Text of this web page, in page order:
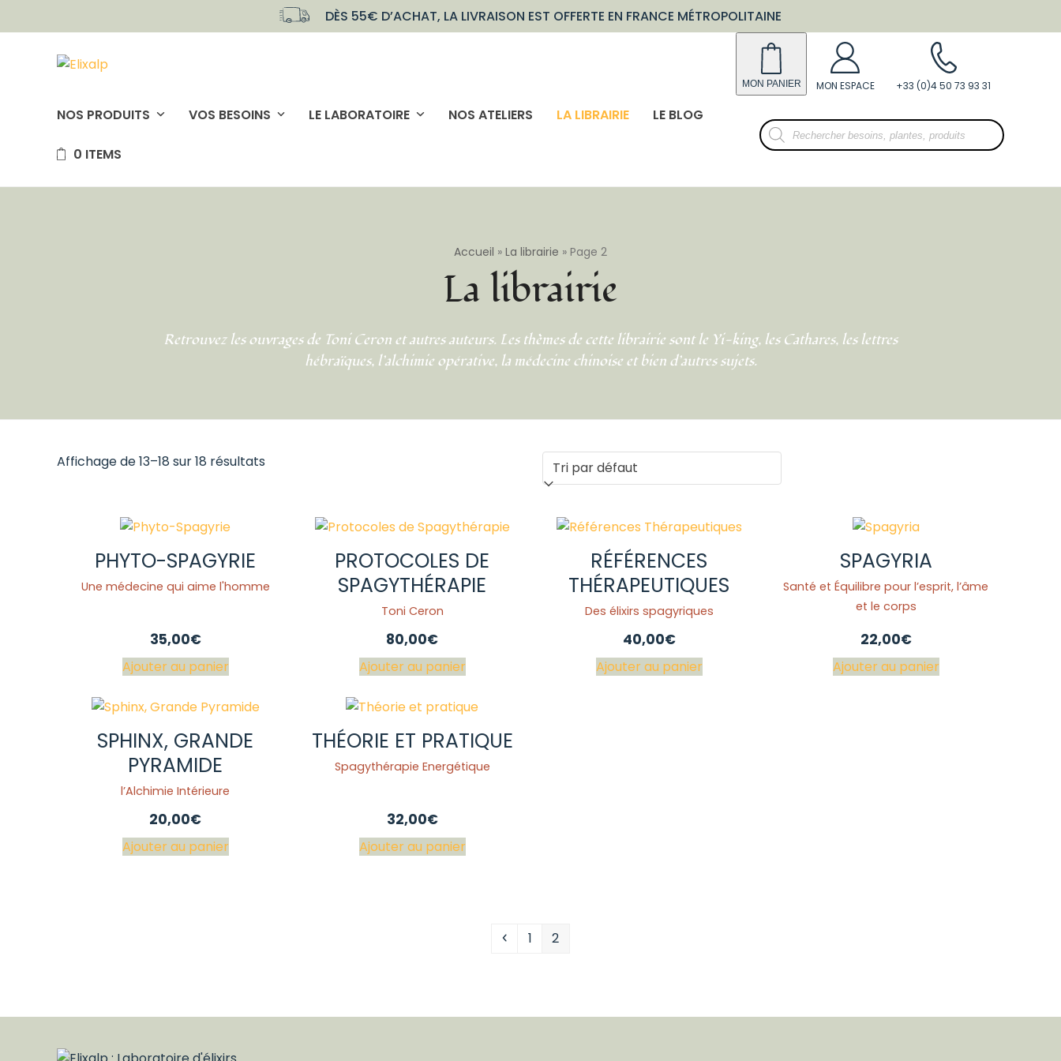
to
DÈS 55€ D’ACHAT, LA LIVRAISON EST OFFERTE EN FRANCE MÉTROPOLITAINE
NOS PRODUITS VOS BESOINS LE LABORATOIRE NOS ATELIERS LA LIBRAIRIE LE BLOG
0 ITEMS
Recherche
de
produits
La librairie
Retrouvez les ouvrages de Toni Ceron et autres auteurs. Les thèmes de cette librairie sont le Yi-king, les Cathares, les lettres
hébraïques, l’alchimie opérative, la médecine chinoise et bien d’autres sujets.
Accueil » La librairie » Page 2
Affichage de 13–18 sur 18 résultats
PHYTO-SPAGYRIE
Une médecine qui aime l'homme
35,00€
Ajouter au panier
PROTOCOLES DE
SPAGYTHÉRAPIE
Toni Ceron
80,00€
Ajouter au panier
RÉFÉRENCES
THÉRAPEUTIQUES
Des élixirs spagyriques
40,00€
Ajouter au panier
SPAGYRIA
Santé et Équilibre pour l’esprit, l’âme
et le corps
22,00€
Ajouter au panier
SPHINX, GRANDE
PYRAMIDE
l’Alchimie Intérieure
20,00€
Ajouter au panier
THÉORIE ET PRATIQUE
Spagythérapie Energétique
32,00€
Ajouter au panier
Précédent
Page
1 Page
2